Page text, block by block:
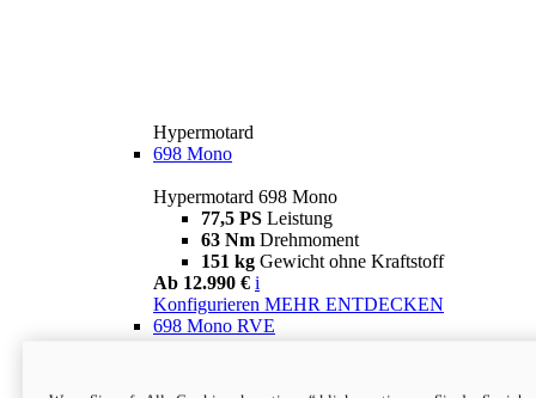
Hypermotard
698 Mono
Hypermotard 698 Mono
77,5 PS Leistung
63 Nm Drehmoment
151 kg Gewicht ohne Kraftstoff
Ab 12.990 € i
Konfigurieren MEHR ENTDECKEN
698 Mono RVE
77,5 PS
Leistung